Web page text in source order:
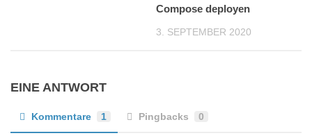
Compose deployen
3. SEPTEMBER 2020
EINE ANTWORT
Kommentare 1 Pingbacks 0